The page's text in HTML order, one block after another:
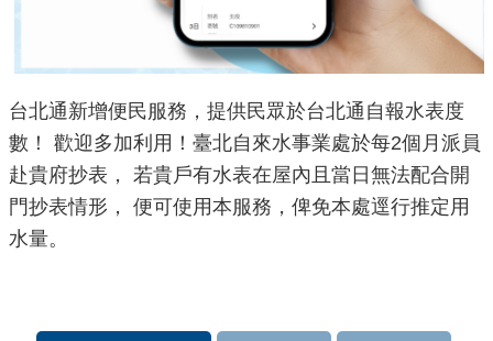
台北通新增便民服務，提供民眾於台北通自報水表度
數！ 歡迎多加利用！臺北自來水事業處於每2個月派員
赴貴府抄表， 若貴戶有水表在屋內且當日無法配合開
門抄表情形， 便可使用本服務，俾免本處逕行推定用
水量。